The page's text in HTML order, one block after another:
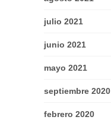
julio 2021
junio 2021
mayo 2021
septiembre 2020
febrero 2020